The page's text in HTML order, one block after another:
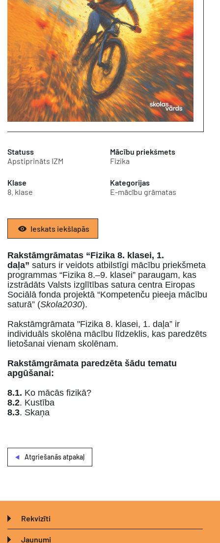
Statuss
Apstiprināts IZM
Mācību priekšmets
Fizika
Klase
8. klase
Kategorijas
E-mācību grāmatas
Ieskats iekšlapās
Rakstāmgrāmatas “Fizika 8. klasei, 1.
daļa” saturs ir veidots atbilstīgi mācību priekšmeta
programmas “Fizika 8.–9. klasei” paraugam, kas
izstrādāts Valsts izglītības satura centra Eiropas
Sociālā fonda projektā “Kompetenču pieeja mācību
saturā” (Skola2030).
Rakstāmgrāmata "Fizika 8. klasei, 1. daļa” ir
individuāls skolēna mācību līdzeklis, kas paredzēts
lietošanai vienam skolēnam.
Rakstāmgrāmata paredzēta šādu tematu
apgūšanai:
8.1. Ko mācās fizikā?
8.2. Kustība
8.3. Skaņa
Atgriešanās atpakaļ
Rekvizīti
Jaunumi